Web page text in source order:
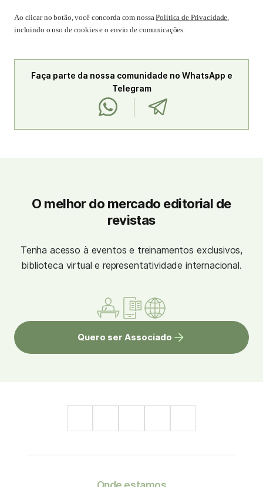
Ao clicar no botão, você concorda com nossaPolítica de Privacidade,
incluindo o uso de cookies e o envio de comunicações.
Faça parte da nossa comunidade no WhatsApp e
Telegram
O melhor do mercado editorial de
revistas
Tenha acesso à eventos e treinamentos exclusivos,
biblioteca virtual e representatividade internacional.
Quero ser Associado